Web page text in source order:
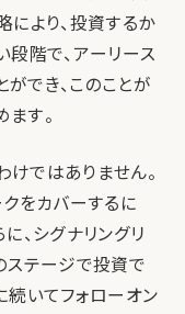
により、投資するか
段階で、アーリース
でき、このことが
す。
ではありません。
クをカバーするに
、シグナリングリ
ステージで投資で
続いてフォローオン